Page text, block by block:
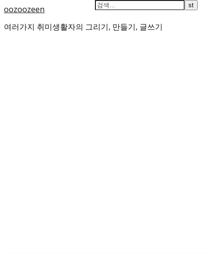
oozoozeen
여러가지 취미생활자의 그리기, 만들기, 글쓰기